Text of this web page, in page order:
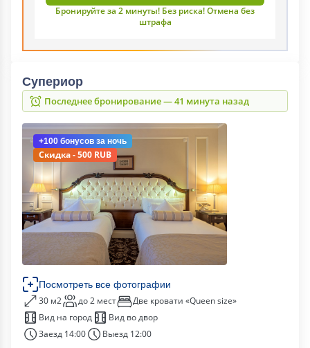
Бронируйте за 2 минуты! Без риска! Отмена без
штрафа
Супериор
Последнее бронирование — 41 минута назад
+100 бонусов за ночь
Скидка - 500 RUB
Посмотреть все фотографии
30 м2 до 2 мест
Две кровати «Queen size»
Вид на город
Вид во двор
Заезд 14:00
Выезд 12:00